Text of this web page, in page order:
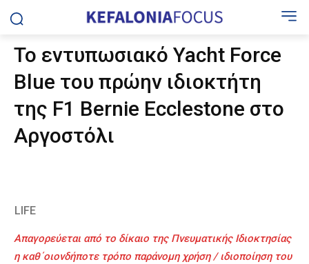
Το εντυπωσιακό Yacht Force
Blue του πρώην ιδιοκτήτη
της F1 Bernie Ecclestone στο
Αργοστόλι
LIFE
Απαγορεύεται από το δίκαιο της Πνευματικής Ιδιοκτησίας
η καθ΄οιονδήποτε τρόπο παράνομη χρήση / ιδιοποίηση του